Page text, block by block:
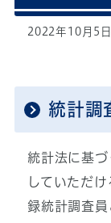
2022年10月5日
統計調
統計法に基
していただ
録統計調査